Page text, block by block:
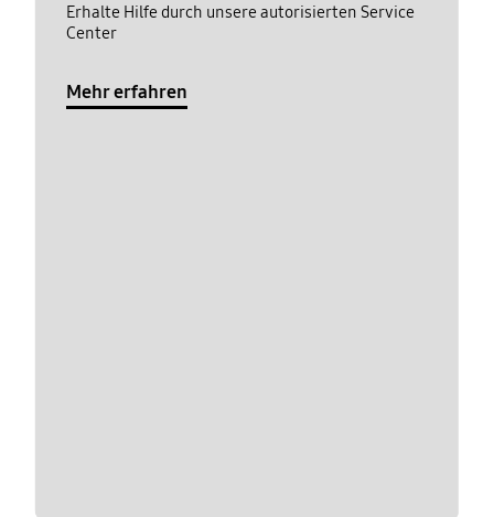
Erhalte Hilfe durch unsere autorisierten Service
Center
Mehr erfahren